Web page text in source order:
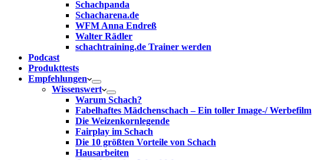
Schachpanda
Schacharena.de
WFM Anna Endreß
Walter Rädler
schachtraining.de Trainer werden
Podcast
Produkttests
Empfehlungen
Wissenswert
Warum Schach?
Fabelhaftes Mädchenschach – Ein toller Image-/ Werbefilm
Die Weizenkornlegende
Fairplay im Schach
Die 10 größten Vorteile von Schach‎
Hausarbeiten